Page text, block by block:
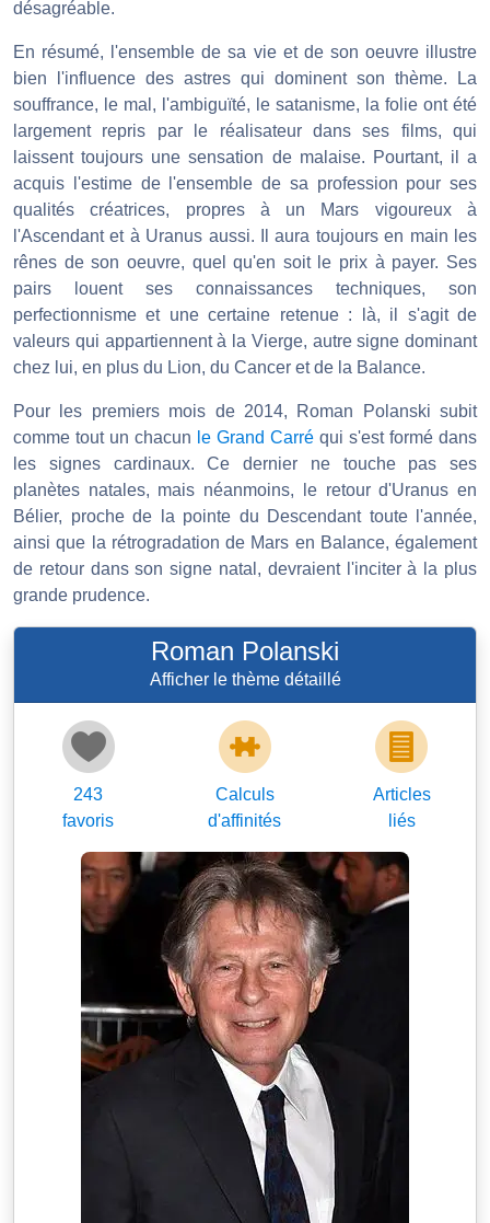
désagréable.
En résumé, l'ensemble de sa vie et de son oeuvre illustre
bien l'influence des astres qui dominent son thème. La
souffrance, le mal, l'ambiguïté, le satanisme, la folie ont été
largement repris par le réalisateur dans ses films, qui
laissent toujours une sensation de malaise. Pourtant, il a
acquis l'estime de l'ensemble de sa profession pour ses
qualités créatrices, propres à un Mars vigoureux à
l'Ascendant et à Uranus aussi. Il aura toujours en main les
rênes de son oeuvre, quel qu'en soit le prix à payer. Ses
pairs louent ses connaissances techniques, son
perfectionnisme et une certaine retenue : là, il s'agit de
valeurs qui appartiennent à la Vierge, autre signe dominant
chez lui, en plus du Lion, du Cancer et de la Balance.
Pour les premiers mois de 2014, Roman Polanski subit
comme tout un chacun le Grand Carré qui s'est formé dans
les signes cardinaux. Ce dernier ne touche pas ses
planètes natales, mais néanmoins, le retour d'Uranus en
Bélier, proche de la pointe du Descendant toute l'année,
ainsi que la rétrogradation de Mars en Balance, également
de retour dans son signe natal, devraient l'inciter à la plus
grande prudence.
Roman Polanski
Afficher le thème détaillé
243
favoris
Calculs
d'affinités
Articles
liés